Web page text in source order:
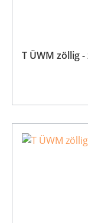
T ÜWM zöllig